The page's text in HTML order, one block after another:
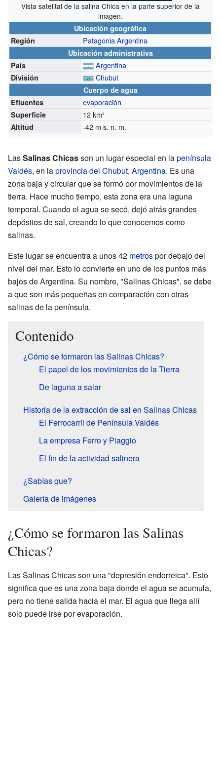
Vista satelital de la salina Chica en la parte superior de la
imagen.
Ubicación geográfica
Región
Patagonia Argentina
Ubicación administrativa
País
Argentina
División Chubut
Cuerpo de agua
Efluentes
evaporación
Superficie 12 km²
Altitud -42 m s. n. m.
LasSalinas Chicasson un lugar especial en lapenínsula
Valdés, en laprovincia del Chubut, Argentina. Es una
zona baja y circular que se formó por movimientos de la
tierra. Hace mucho tiempo, esta zona era una laguna
temporal. Cuando el agua se secó, dejó atrás grandes
depósitos de sal, creando lo que conocemos como
salinas.
Este lugar se encuentra a unos 42 metrospor debajo del
nivel del mar. Esto lo convierte en uno de los puntos más
bajos de Argentina. Su nombre, "Salinas Chicas", se debe
a que son más pequeñas en comparación con otras
salinas de la península.
Contenido
¿Cómo se formaron las Salinas Chicas?
El papel de los movimientos de la Tierra
De laguna a salar
Historia de la extracción de sal en Salinas Chicas
El Ferrocarril de Península Valdés
La empresa Ferro y Piaggio
El fin de la actividad salinera
¿Sabías que?
Galería de imágenes
¿Cómo se formaron las Salinas
Chicas?
Las Salinas Chicas son una "depresión endorreica". Esto
significa que es una zona baja donde el agua se acumula,
pero no tiene salida hacia el mar. El agua que llega allí
solo puede irse por evaporación.